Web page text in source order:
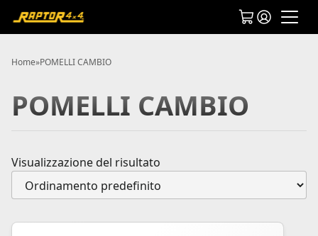
Home»POMELLI CAMBIO
POMELLI CAMBIO
Visualizzazione del risultato